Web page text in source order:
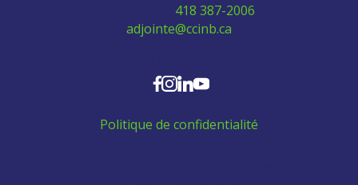
418 387-2006
adjointe@ccinb.ca
Politique de confidentialité